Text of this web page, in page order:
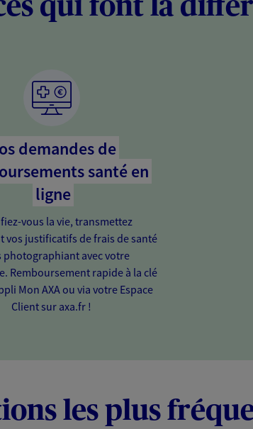
qui font la
demandes de
santé en
ligne
vous la vie, transmettez
vos justificatifs de frais de santé
photographiant avec votre
Remboursement rapide à la clé
Mon AXA ou via votre Espace
Client sur axa.fr !
les plus